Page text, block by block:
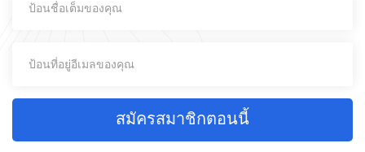
สมัครสมาชิกตอนนี้